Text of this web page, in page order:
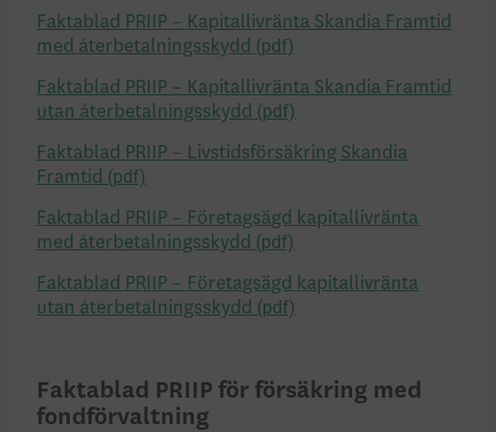
Faktablad PRIIP – Kapitallivränta Skandia Framtid
med återbetalningsskydd
Faktablad PRIIP – Kapitallivränta Skandia Framtid
utan återbetalningsskydd
Faktablad PRIIP – Livstidsförsäkring Skandia
Framtid
Faktablad PRIIP – Företagsägd kapitallivränta
med återbetalningsskydd
Faktablad PRIIP – Företagsägd kapitallivränta
utan återbetalningsskydd
Faktablad PRIIP för försäkring med
fondförvaltning